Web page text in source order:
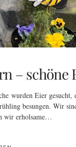
– schöne
wurden Eier gesucht,
besungen. Wir
wir erholsame…